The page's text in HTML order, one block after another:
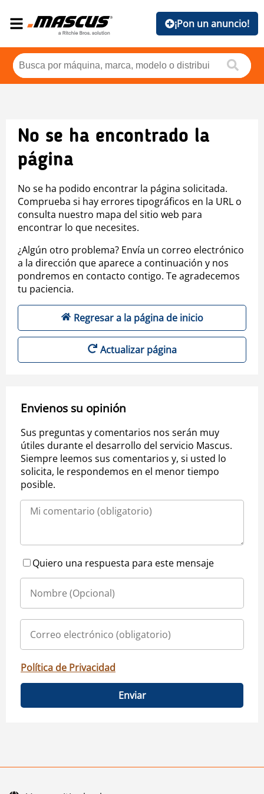
¡Pon un anuncio!
No se ha encontrado la
página
No se ha podido encontrar la página solicitada.
Comprueba si hay errores tipográficos en la URL o
consulta nuestro mapa del sitio web para
encontrar lo que necesites.
¿Algún otro problema? Envía un correo electrónico
a la dirección que aparece a continuación y nos
pondremos en contacto contigo. Te agradecemos
tu paciencia.
Regresar a la página de inicio
Actualizar página
Envienos su opinión
Sus preguntas y comentarios nos serán muy
útiles durante el desarrollo del servicio Mascus.
Siempre leemos sus comentarios y, si usted lo
solicita, le respondemos en el menor tiempo
posible.
Quiero una respuesta para este mensaje
Política de Privacidad
Enviar